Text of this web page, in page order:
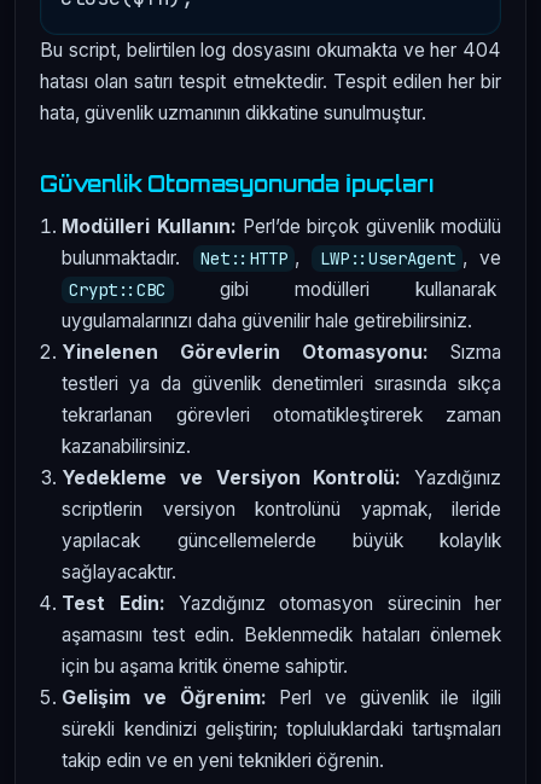
Bu script, belirtilen log dosyasını okumakta ve her 404
hatası olan satırı tespit etmektedir. Tespit edilen her bir
hata, güvenlik uzmanının dikkatine sunulmuştur.
Güvenlik Otomasyonunda İpuçları
Modülleri Kullanın: Perl’de birçok güvenlik modülü
bulunmaktadır.
Net::HTTP , LWP::UserAgent , ve
Crypt::CBC
gibi modülleri kullanarak
uygulamalarınızı daha güvenilir hale getirebilirsiniz.
Yinelenen Görevlerin Otomasyonu: Sızma
testleri ya da güvenlik denetimleri sırasında sıkça
tekrarlanan görevleri otomatikleştirerek zaman
kazanabilirsiniz.
Yedekleme ve Versiyon Kontrolü: Yazdığınız
scriptlerin versiyon kontrolünü yapmak, ileride
yapılacak güncellemelerde büyük kolaylık
sağlayacaktır.
Test Edin: Yazdığınız otomasyon sürecinin her
aşamasını test edin. Beklenmedik hataları önlemek
için bu aşama kritik öneme sahiptir.
Gelişim ve Öğrenim: Perl ve güvenlik ile ilgili
sürekli kendinizi geliştirin; topluluklardaki tartışmaları
takip edin ve en yeni teknikleri öğrenin.